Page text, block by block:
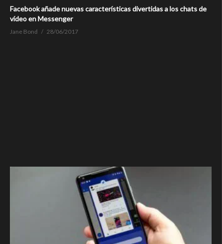
Facebook añade nuevas características divertidas a los chats de
vídeo en Messenger
Jane Bond 28/06/2017